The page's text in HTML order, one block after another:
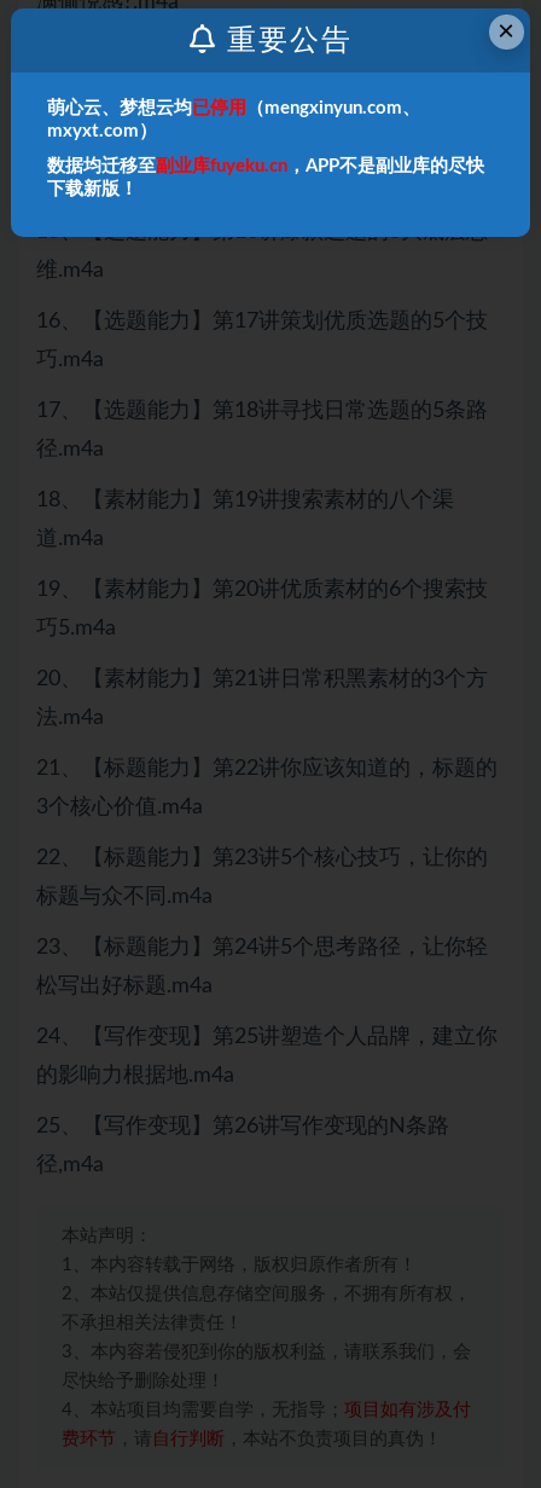
13、【写作进阶】第13讲怎样写出吸引人的故
14.【写作进阶】第15讲如何写出使人产生共鸣的
金句?.m4a
维.m4a
16、【选题能力】第17讲策划优质选题的5个技
巧.m4a
17、【选题能力】第18讲寻找日常选题的5条路
径.m4a
18、【素材能力】第19讲搜索素材的八个渠
道.m4a
19、【素材能力】第20讲优质素材的6个搜索技
巧5.m4a
20、【素材能力】第21讲日常积黑素材的3个方
法.m4a
21、【标题能力】第22讲你应该知道的，标题的
3个核心价值.m4a
22、【标题能力】第23讲5个核心技巧，让你的
标题与众不同.m4a
23、【标题能力】第24讲5个思考路径，让你轻
松写出好标题.m4a
24、【写作变现】第25讲塑造个人品牌，建立你
的影响力根据地.m4a
25、【写作变现】第26讲写作变现的N条路
径,m4a
本站声明：
1、本内容转载于网络，版权归原作者所有！
2、本站仅提供信息存储空间服务，不拥有所有权，
不承担相关法律责任！
3、本内容若侵犯到你的版权利益，请联系我们，会
尽快给予删除处理！
4、本站项目均需要自学，无指导； 项目如有涉及付
费环节 ，请 自行判断 ，本站不负责项目的真伪！
×
重要公告
萌心云、梦想云均 已停用
（mengxinyun.com、
mxyxt.com）
数据均迁移至副业库fuyeku.cn ，APP不是副业库的尽快
下载新版！